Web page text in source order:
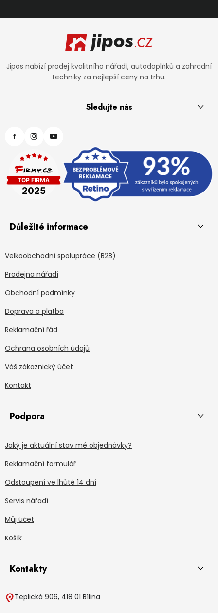
Zápatí
Jipos nabízí prodej kvalitního nářadí, autodoplňků a zahradní
techniky za nejlepší ceny na trhu.
Sledujte nás
Důležité informace
Velkoobchodní spolupráce (B2B)
Prodejna nářadí
Obchodní podmínky
Doprava a platba
Reklamační řád
Ochrana osobních údajů
Váš zákaznický účet
Kontakt
Podpora
Jaký je aktuální stav mé objednávky?
Reklamační formulář
Odstoupení ve lhůtě 14 dní
Servis nářadí
Můj účet
Košík
Kontakty
Teplická 906, 418 01 Bílina